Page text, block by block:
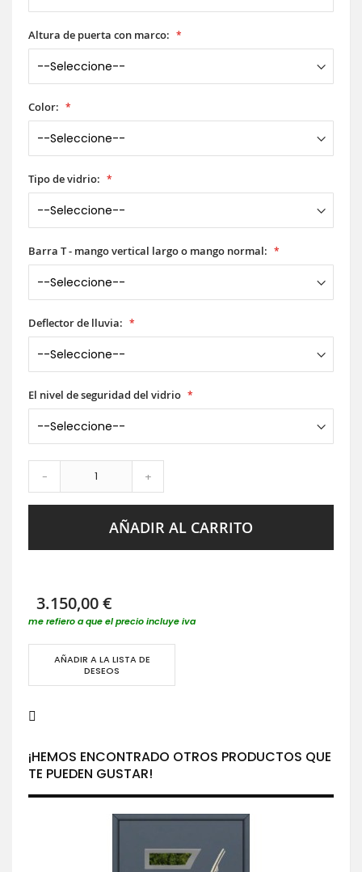
Altura de puerta con marco:
Color:
Tipo de vidrio:
Barra T - mango vertical largo o mango normal:
Deflector de lluvia:
El nivel de seguridad del vidrio
- +
AÑADIR AL CARRITO
3.150,00 €
me refiero a que el precio incluye iva
AÑADIR A LA LISTA DE
DESEOS
¡HEMOS ENCONTRADO OTROS PRODUCTOS QUE
TE PUEDEN GUSTAR!